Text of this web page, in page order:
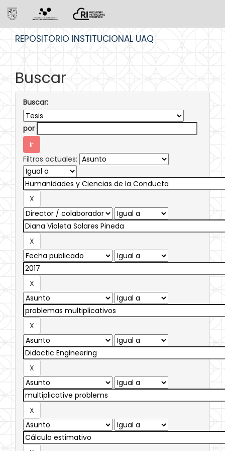
REPOSITORIO INSTITUCIONAL UAQ
Buscar
Buscar:
por
Filtros actuales: